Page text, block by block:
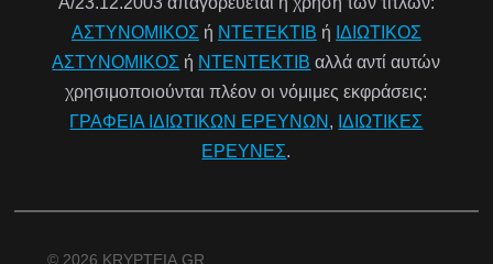
ΑΣΤΥΝΟΜΙΚΟΣ ή ΝΤΕΤΕΚΤΙΒ ή ΙΔΙΩΤΙΚΟΣ
ΑΣΤΥΝΟΜΙΚΟΣ ή ΝΤΕΝΤΕΚΤΙΒ αλλά αντί αυτών
χρησιμοποιούνται πλέον οι νόμιμες εκφράσεις:
ΓΡΑΦΕΙΑ ΙΔΙΩΤΙΚΩΝ ΕΡΕΥΝΩΝ , ΙΔΙΩΤΙΚΕΣ
ΕΡΕΥΝΕΣ.
© 2026 KRYPTEIA.GR